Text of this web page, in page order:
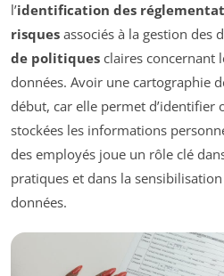
l’identification des
risques associés à la gestion des
de politiques claires concernant
données. Avoir une cartographie
début, car elle permet d’identifier
stockées les informations
des employés joue un rôle clé
pratiques et dans la
données.